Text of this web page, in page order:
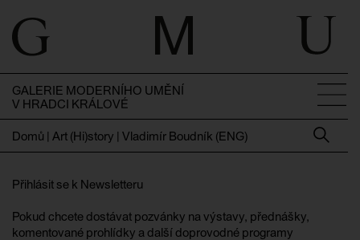
GALERIE MODERNÍHO UMĚNÍ
V HRADCI KRÁLOVÉ
Domů | Art (Hi)story | Vladimír Boudník (ENG)
Přihlásit se k Newsletteru
Pokud chcete dostávat pozvánky na výstavy, přednášky,
komentované prohlídky a další doprovodné programy